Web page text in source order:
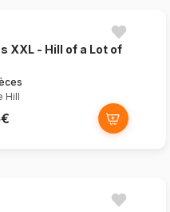
XXL - Hill of a Lot of
Hill